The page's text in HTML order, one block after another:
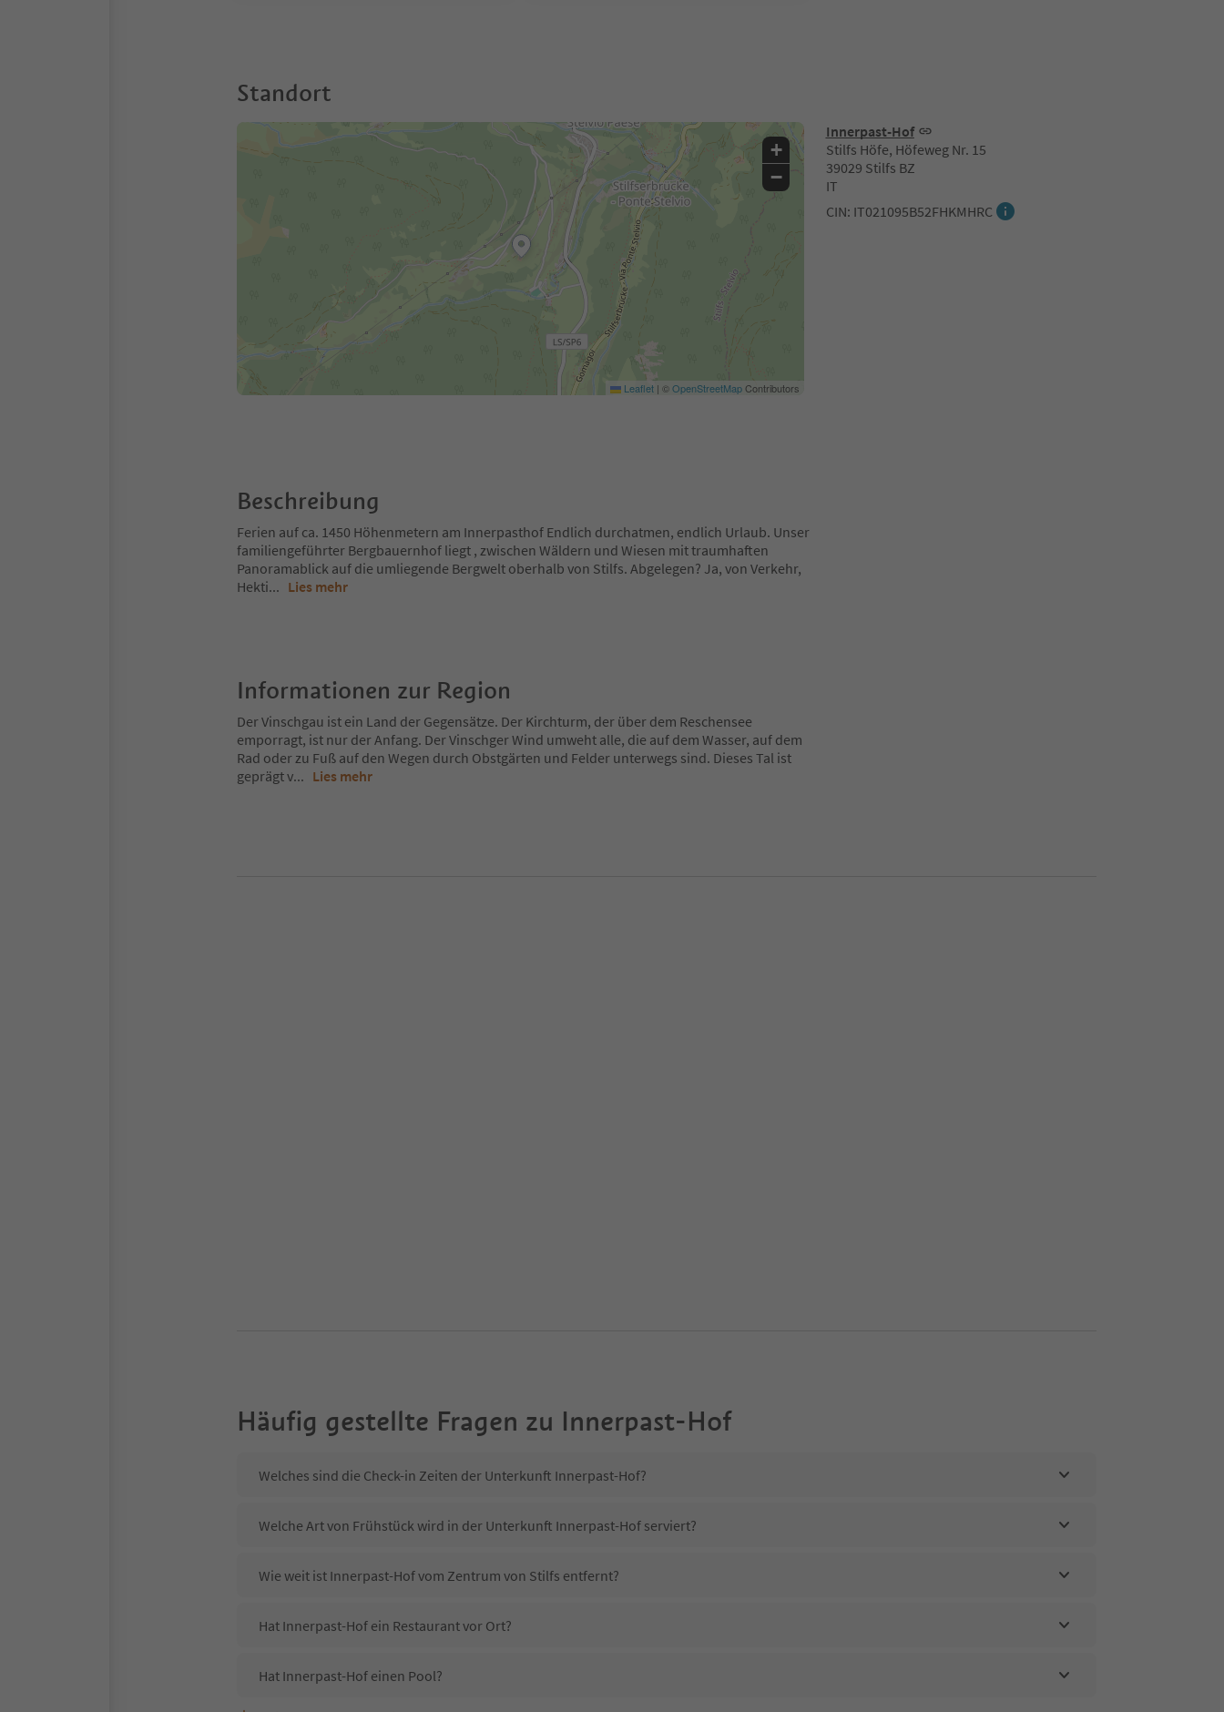
Standort
Innerpast-Hof
Stilfs Höfe, Höfeweg Nr. 15
39029 Stilfs BZ
IT
CIN: IT021095B52FHKMHRC
+
−
Leaflet | ©OpenStreetMapContributors
Beschreibung
Ferien auf ca. 1450 Höhenmetern am Innerpasthof Endlich durchatmen, endlich Urlaub. Unser
familiengeführter Bergbauernhof liegt , zwischen Wäldern und Wiesen mit traumhaften
Panoramablick auf die umliegende Bergwelt oberhalb von Stilfs. Abgelegen? Ja, von Verkehr,
Hekti... Lies mehr
Informationen zur Region
Der Vinschgau ist ein Land der Gegensätze. Der Kirchturm, der über dem Reschensee
emporragt, ist nur der Anfang. Der Vinschger Wind umweht alle, die auf dem Wasser, auf dem
Rad oder zu Fuß auf den Wegen durch Obstgärten und Felder unterwegs sind. Dieses Tal ist
geprägt v... Lies mehr
Häufig gestellte Fragen zu Innerpast-Hof
Welches sind die Check-in Zeiten der Unterkunft Innerpast-Hof?
Welche Art von Frühstück wird in der Unterkunft Innerpast-Hof serviert?
Wie weit ist Innerpast-Hof vom Zentrum von Stilfs entfernt?
Hat Innerpast-Hof ein Restaurant vor Ort?
Hat Innerpast-Hof einen Pool?